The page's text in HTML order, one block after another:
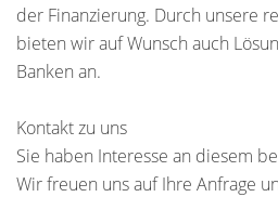
der Finanzierung. Durch unsere
bieten wir auf Wunsch auch
Banken an.
Kontakt zu uns
Sie haben Interesse an diesem
Wir freuen uns auf Ihre Anfrage